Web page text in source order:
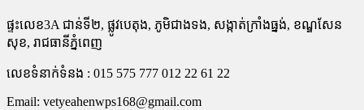
ផ្ទះលេខ3A ជាន់ទី២, ផ្លូវបេតុង, ភូមិជាងទង, សង្កាត់ក្រាំងធ្នង់, ខណ្ឌសែន
សុខ, រាជធានីភ្នំពេញ
លេខទំនាក់ទំនង : 015 575 777 012 22 61 22
Email: vetyeahenwps168@gmail.com